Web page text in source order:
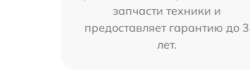
запчасти техники и
предоставляет гарантию до 3
лет.